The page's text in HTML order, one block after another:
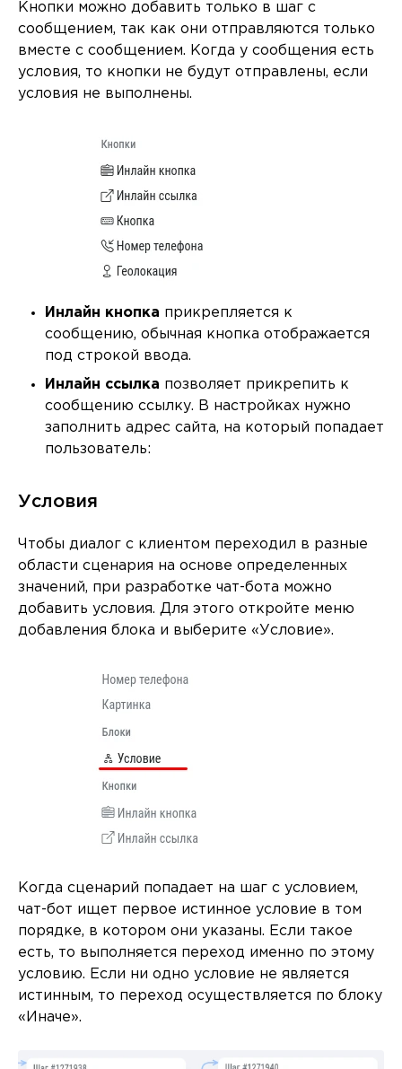
Кнопки можно добавить только в шаг с
сообщением, так как они отправляются только
вместе с сообщением. Когда у сообщения есть
условия, то кнопки не будут отправлены, если
условия не выполнены.
Инлайн кнопка прикрепляется к
сообщению, обычная кнопка отображается
под строкой ввода.
Инлайн ссылка позволяет прикрепить к
сообщению ссылку. В настройках нужно
заполнить адрес сайта, на который попадает
пользователь:
Условия
Чтобы диалог с клиентом переходил в разные
области сценария на основе определенных
значений, при разработке чат-бота можно
добавить условия. Для этого откройте меню
добавления блока и выберите «Условие».
Когда сценарий попадает на шаг с условием,
чат-бот ищет первое истинное условие в том
порядке, в котором они указаны. Если такое
есть, то выполняется переход именно по этому
условию. Если ни одно условие не является
истинным, то переход осуществляется по блоку
«Иначе».